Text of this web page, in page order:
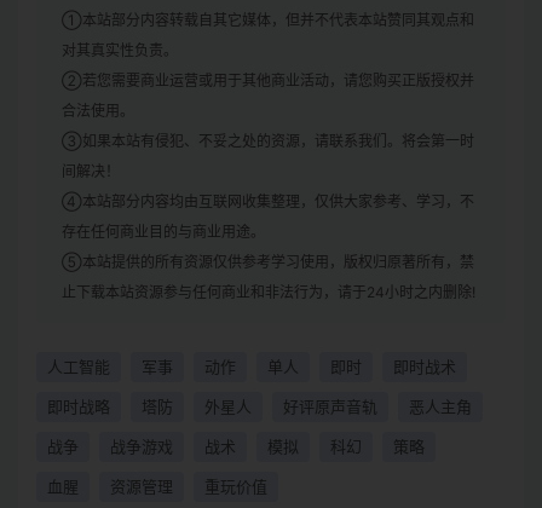
①本站部分内容转载自其它媒体，但并不代表本站赞同其观点和
对其真实性负责。
②若您需要商业运营或用于其他商业活动，请您购买正版授权并
合法使用。
③如果本站有侵犯、不妥之处的资源，请联系我们。将会第一时
间解决！
④本站部分内容均由互联网收集整理，仅供大家参考、学习，不
存在任何商业目的与商业用途。
⑤本站提供的所有资源仅供参考学习使用，版权归原著所有，禁
止下载本站资源参与任何商业和非法行为，请于24小时之内删除!
人工智能 军事 动作 单人 即时 即时战术
即时战略 塔防 外星人 好评原声音轨 恶人主角
战争 战争游戏 战术 模拟 科幻 策略
血腥 资源管理 重玩价值